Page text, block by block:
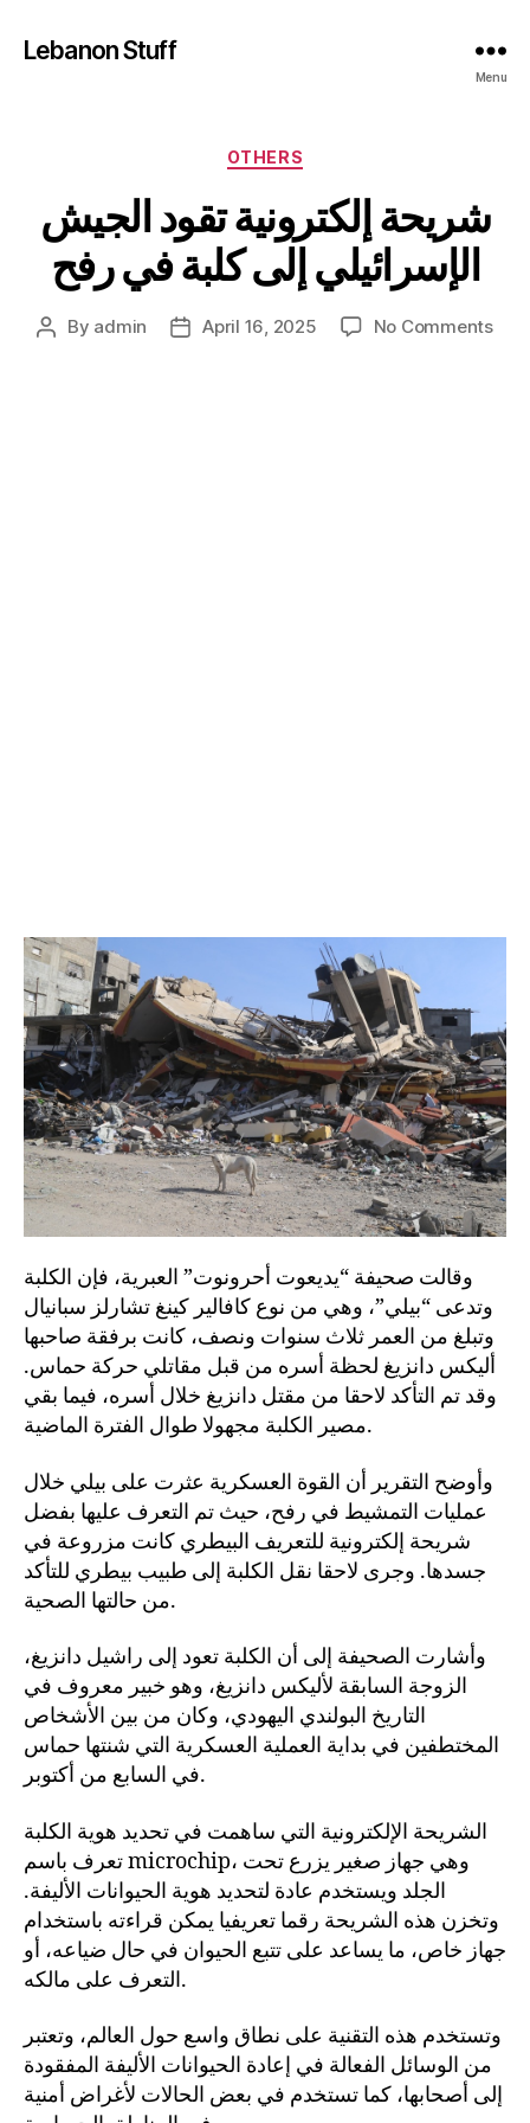
Lebanon Stuff
Menu
Categories
OTHERS
شريحة إلكترونية تقود الجيش
الإسرائيلي إلى كلبة في رفح
Post
By admin
PostApril 16, 2025 No Commentson
وقالت صحيفة “يديعوت أحرونوت” العبرية، فإن الكلبة
وتدعى “بيلي”، وهي من نوع كافالير كينغ تشارلز سبانيال
وتبلغ من العمر ثلاث سنوات ونصف، كانت برفقة صاحبها
أليكس دانزيغ لحظة أسره من قبل مقاتلي حركة حماس.
وقد تم التأكد لاحقا من مقتل دانزيغ خلال أسره، فيما بقي
مصير الكلبة مجهولا طوال الفترة الماضية.
وأوضح التقرير أن القوة العسكرية عثرت على بيلي خلال
عمليات التمشيط في رفح، حيث تم التعرف عليها بفضل
شريحة إلكترونية للتعريف البيطري كانت مزروعة في
جسدها. وجرى لاحقا نقل الكلبة إلى طبيب بيطري للتأكد
من حالتها الصحية.
وأشارت الصحيفة إلى أن الكلبة تعود إلى راشيل دانزيغ،
الزوجة السابقة لأليكس دانزيغ، وهو خبير معروف في
التاريخ البولندي اليهودي، وكان من بين الأشخاص
المختطفين في بداية العملية العسكرية التي شنتها حماس
في السابع من أكتوبر.
الشريحة الإلكترونية التي ساهمت في تحديد هوية الكلبة
تعرف باسم microchip، وهي جهاز صغير يزرع تحت
الجلد ويستخدم عادة لتحديد هوية الحيوانات الأليفة.
وتخزن هذه الشريحة رقما تعريفيا يمكن قراءته باستخدام
جهاز خاص، ما يساعد على تتبع الحيوان في حال ضياعه، أو
التعرف على مالكه.
وتستخدم هذه التقنية على نطاق واسع حول العالم، وتعتبر
من الوسائل الفعالة في إعادة الحيوانات الأليفة المفقودة
إلى أصحابها، كما تستخدم في بعض الحالات لأغراض أمنية